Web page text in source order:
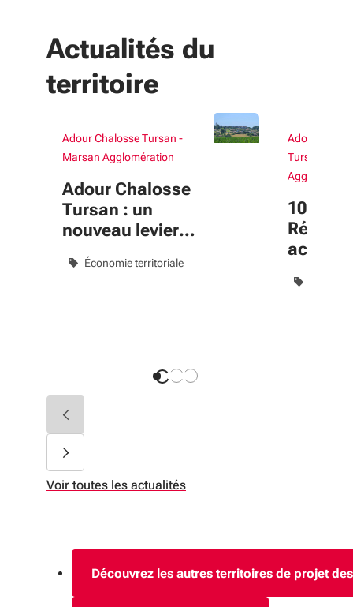
Actualités du
territoire
Adour Chalosse Tursan -
Marsan Agglomération
Adour Chalosse
Tursan : un
nouveau levier
pour
accompagner
Économie territoriale
Adour
Tursan -
10 ans
Région
Voir toutes les actualités
Découvrez les autres territoires de projet